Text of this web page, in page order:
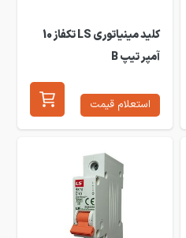
کلید مینیاتوری LS تکفاز 10
آمپر تیپ B
استعلام قیمت